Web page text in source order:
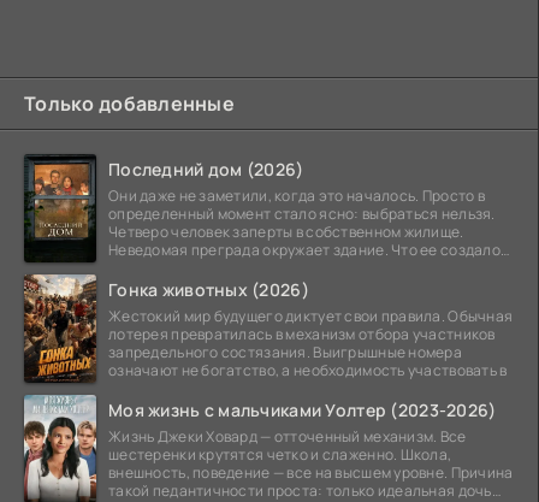
Только добавленные
Последний дом (2026)
Они даже не заметили, когда это началось. Просто в
определенный момент стало ясно: выбраться нельзя.
Четверо человек заперты в собственном жилище.
Неведомая преграда окружает здание. Что ее создало
Гонка животных (2026)
Жестокий мир будущего диктует свои правила. Обычная
лотерея превратилась в механизм отбора участников
запредельного состязания. Выигрышные номера
означают не богатство, а необходимость участвовать в
Моя жизнь с мальчиками Уолтер (2023-2026)
Жизнь Джеки Ховард — отточенный механизм. Все
шестеренки крутятся четко и слаженно. Школа,
внешность, поведение — все на высшем уровне. Причина
такой педантичности проста: только идеальная дочь